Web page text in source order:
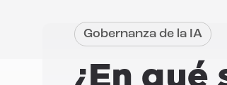
Gobernanza de la IA
¿En